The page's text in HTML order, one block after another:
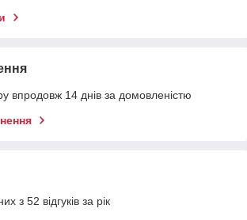
впродовж 14 днів за домовленістю
з 52 відгуків за рік